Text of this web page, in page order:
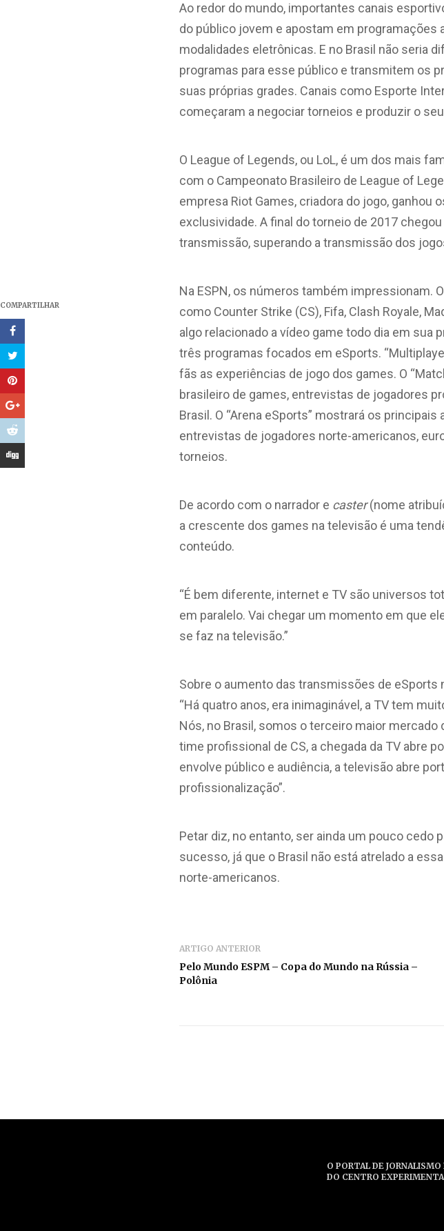
COMPARTILHAR
Ao redor do mundo, importantes canais
do público jovem e apostam em
modalidades eletrônicas. E no Brasil não seria
programas para esse público e transmitem os
suas próprias grades. Canais como Esporte
começaram a negociar torneios e produzir o
O League of Legends, ou LoL, é um dos mais
com o Campeonato Brasileiro de League of
empresa Riot Games, criadora do jogo,
exclusividade. A final do torneio de 2017
transmissão, superando a transmissão dos
Na ESPN, os números também impressionam.
como Counter Strike (CS), Fifa, Clash Royale,
algo relacionado a vídeo game todo dia em sua
três programas focados em eSports.
fãs as experiências de jogo dos games. O
brasileiro de games, entrevistas de jogadores
Brasil. O “Arena eSports” mostrará os
entrevistas de jogadores norte-americanos,
torneios.
De acordo com o narrador e caster(nome
a crescente dos games na televisão é uma
conteúdo.
“É bem diferente, internet e TV são universos
em paralelo. Vai chegar um momento em que
se faz na televisão.”
Sobre o aumento das transmissões de eSports
“Há quatro anos, era inimaginável, a TV tem
Nós, no Brasil, somos o terceiro maior
time profissional de CS, a chegada da TV abre
envolve público e audiência, a televisão abre
profissionalização”.
Petar diz, no entanto, ser ainda um pouco cedo
sucesso, já que o Brasil não está atrelado a
norte-americanos.
ARTIGO ANTERIOR
Pelo Mundo ESPM – Copa do Mundo na Rússia –
Polônia
O PORTAL DE
DO CENTRO